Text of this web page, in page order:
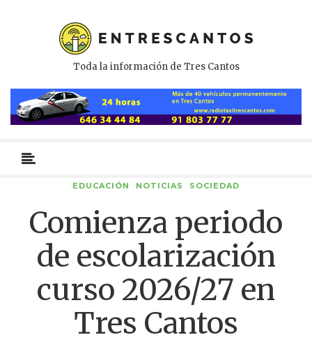
Toda la información de Tres Cantos
primario
EDUCACIÓN NOTICIAS SOCIEDAD
Comienza periodo
de escolarización
curso 2026/27 en
Tres Cantos